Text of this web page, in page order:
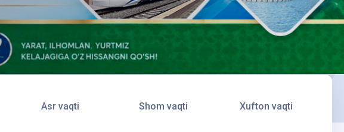
Asr vaqti Shom vaqti Xufton vaqti